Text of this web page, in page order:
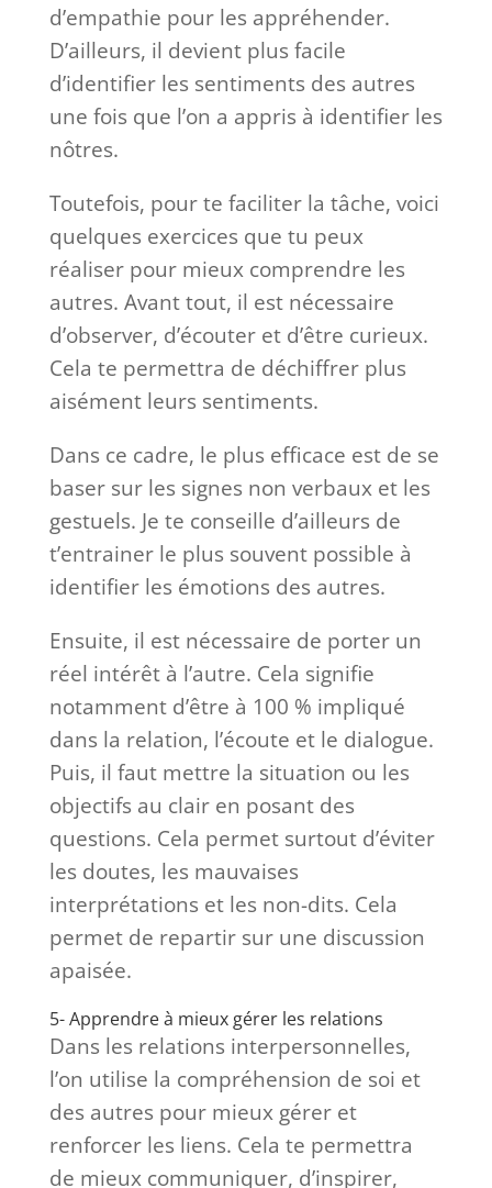
d’empathie pour les appréhender.
D’ailleurs, il devient plus facile
d’identifier les sentiments des autres
une fois que l’on a appris à identifier les
nôtres.
Toutefois, pour te faciliter la tâche, voici
quelques exercices que tu peux
réaliser pour mieux comprendre les
autres. Avant tout, il est nécessaire
d’observer, d’écouter et d’être curieux.
Cela te permettra de déchiffrer plus
aisément leurs sentiments.
Dans ce cadre, le plus efficace est de se
baser sur les signes non verbaux et les
gestuels. Je te conseille d’ailleurs de
t’entrainer le plus souvent possible à
identifier les émotions des autres.
Ensuite, il est nécessaire de porter un
réel intérêt à l’autre. Cela signifie
notamment d’être à 100 % impliqué
dans la relation, l’écoute et le dialogue.
Puis, il faut mettre la situation ou les
objectifs au clair en posant des
questions. Cela permet surtout d’éviter
les doutes, les mauvaises
interprétations et les non-dits. Cela
permet de repartir sur une discussion
apaisée.
5- Apprendre à mieux gérer les relations
Dans les relations interpersonnelles,
l’on utilise la compréhension de soi et
des autres pour mieux gérer et
renforcer les liens. Cela te permettra
de mieux communiquer, d’inspirer,